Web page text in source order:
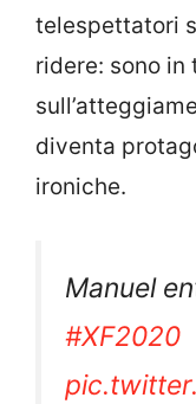
telespettatori
ridere: sono
diventa
ironiche.
Manuel
#XF2020